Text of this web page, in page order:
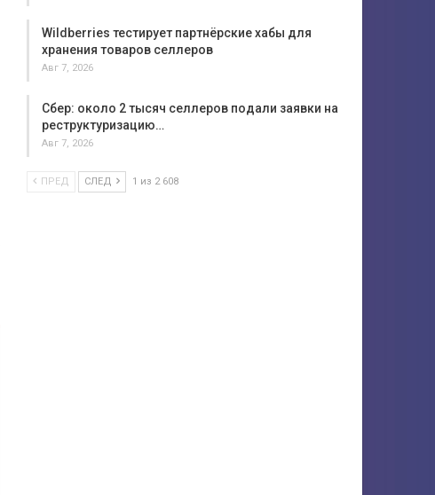
Wildberries тестирует партнёрские хабы для
хранения товаров селлеров
Авг 7, 2026
Сбер: около 2 тысяч селлеров подали заявки на
реструктуризацию…
Авг 7, 2026
ПРЕД СЛЕД 1 из 2 608